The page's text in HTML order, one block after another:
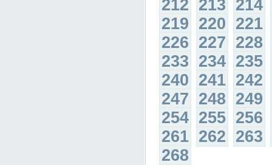
212 213 214
219 220 221
226 227 228
233 234 235
240 241 242
247 248 249
254 255 256
261 262 263
268